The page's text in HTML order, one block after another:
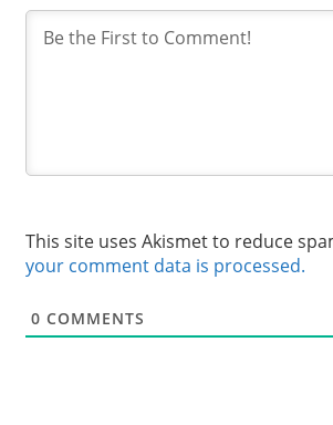
This site uses Akismet to reduce
your comment data is processed.
0 COMMENTS